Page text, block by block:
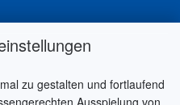
zu gestalten und fortlaufend
Ausspielung von